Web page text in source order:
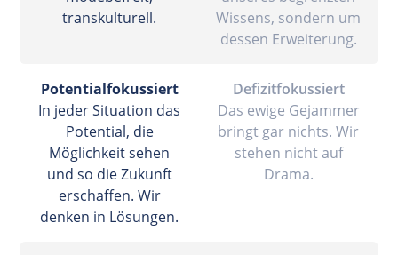
transkulturell.
Wissens, sondern um
dessen Erweiterung.
Potentialfokussiert
In jeder Situation das
Potential, die
Möglichkeit sehen
und so die Zukunft
erschaffen. Wir
denken in Lösungen.
Defizitfokussiert
Das ewige Gejammer
bringt gar nichts. Wir
stehen nicht auf
Drama.